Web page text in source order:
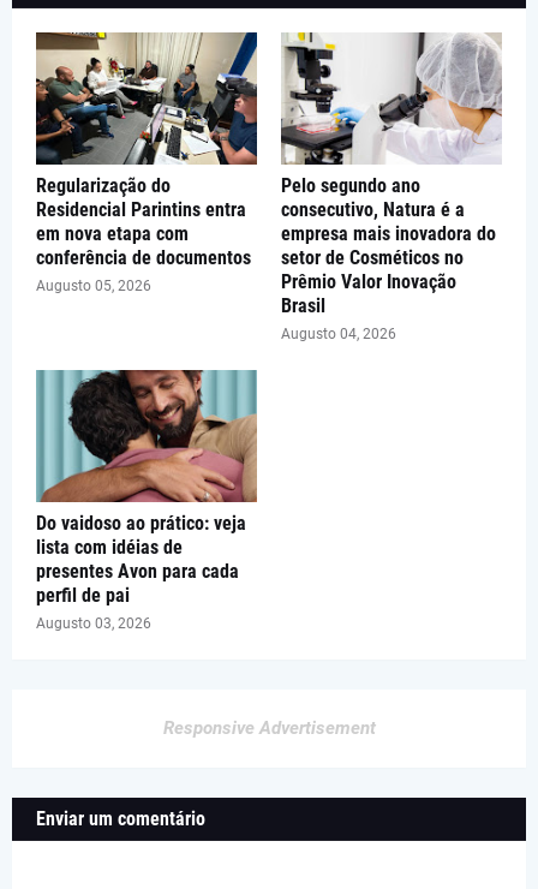
Regularização do
Residencial Parintins entra
em nova etapa com
conferência de documentos
Augusto 05, 2026
Pelo segundo ano
consecutivo, Natura é a
empresa mais inovadora do
setor de Cosméticos no
Prêmio Valor Inovação
Brasil
Augusto 04, 2026
Do vaidoso ao prático: veja
lista com idéias de
presentes Avon para cada
perfil de pai
Augusto 03, 2026
Responsive Advertisement
Enviar um comentário